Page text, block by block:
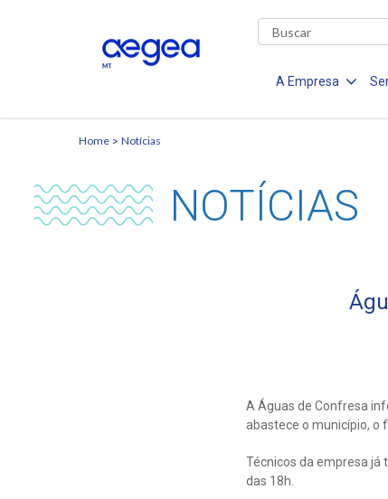
A Empresa
Home Notícias
NOTÍCIAS
A Águas de Confresa
abastece o município, o
Técnicos da empresa
das 18h.